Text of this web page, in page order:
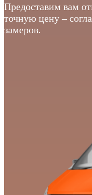
Предоставим вам
точную цену –
замеров.